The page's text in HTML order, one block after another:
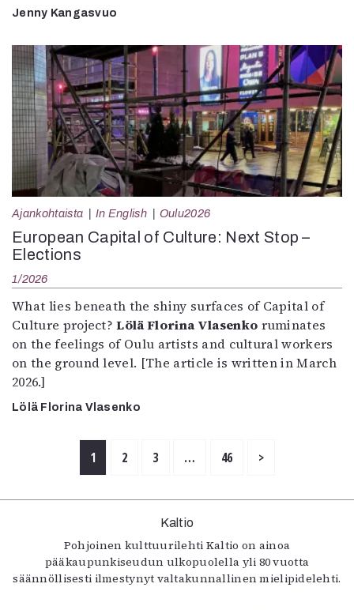
Jenny Kangasvuo
Ajankohtaista In English Oulu2026
European Capital of Culture: Next Stop –
Elections
1/2026
What lies beneath the shiny surfaces of Capital of
Culture project?Lölä Florina Vlasenko ruminates
on the feelings of Oulu artists and cultural workers
on the ground level. [The article is written in March
2026.]
Lölä Florina Vlasenko
1 2 3 … 46 >
Kaltio
Pohjoinen kulttuurilehti Kaltio on ainoa
pääkaupunkiseudun ulkopuolella yli 80 vuotta
säännöllisesti ilmestynyt valtakunnallinen mielipidelehti.